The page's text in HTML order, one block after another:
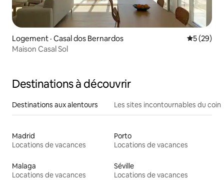
Logement · Casal dos Bernardos Note
5 (29)
Maison Casal Sol
Destinations à découvrir
Destinations aux alentours Les sites incontournables du coin
Madrid
Locations de vacances
Porto
Locations de vacances
Malaga
Locations de vacances
Séville
Locations de vacances